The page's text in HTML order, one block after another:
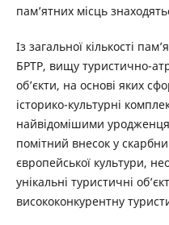
пам’ятних місць
Із загальної кількості
БРТР, вищу туристично-
об’єкти, на основі яких
історико-культурні
найвідомішими
помітний внесок у
європейської культури,
унікальні туристичні
висококонкурентну